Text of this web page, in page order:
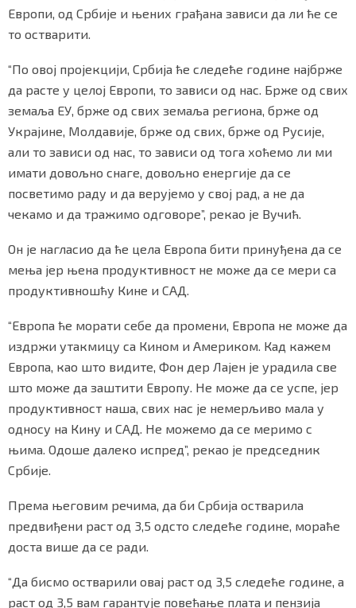
Европи, од Србије и њених грађана зависи да ли ће се
то остварити.
“По овој пројекцији, Србија ће следеће године најбрже
да расте у целој Европи, то зависи од нас. Брже од свих
земаља ЕУ, брже од свих земаља региона, брже од
Украјине, Молдавије, брже од свих, брже од Русије,
али то зависи од нас, то зависи од тога хоћемо ли ми
имати довољно снаге, довољно енергије да се
посветимо раду и да верујемо у свој рад, а не да
чекамо и да тражимо одговоре”, рекао је Вучић.
Он је нагласио да ће цела Европа бити принуђена да се
мења јер њена продуктивност не може да се мери са
продуктивношћу Кине и САД.
“Европа ће морати себе да промени, Европа не може да
издржи утакмицу са Кином и Америком. Кад кажем
Европа, као што видите, Фон дер Лајен је урадила све
што може да заштити Европу. Не може да се успе, јер
продуктивност наша, свих нас је немерљиво мала у
односу на Кину и САД. Не можемо да се меримо с
њима. Одоше далеко испред”, рекао је председник
Србије.
Према његовим речима, да би Србија остварила
предвиђени раст од 3,5 одсто следеће године, мораће
доста више да се ради.
“Да бисмо остварили овај раст од 3,5 следеће године, а
раст од 3,5 вам гарантује повећање плата и пензија